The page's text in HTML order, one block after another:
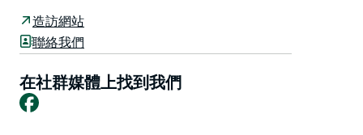
骨。 岡寧汽車旅館（Gunning Motel）地處鎮中心的便
利位置，周圍有優美的景觀，輕鬆步行即可抵達飯店和商
店，靠近所有設施，同時又提供非公路旁的住宿環境。
造訪網站
聯絡我們
在社群媒體上找到我們
Facebook